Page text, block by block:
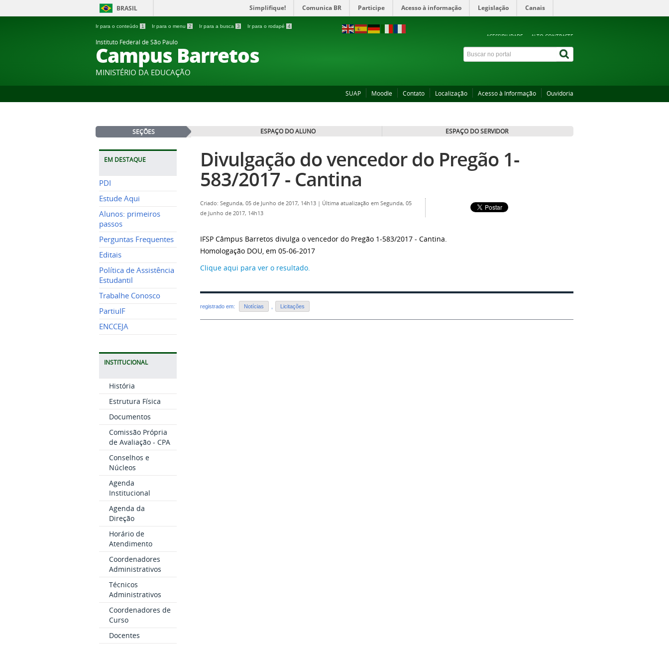
BRASIL Simplifique! Comunica BR Participe Acesso à informação Legislação Canais
Ir para o conteúdo 1 Ir para o menu 2 Ir para a busca 3 Ir para o rodapé 4
ACESSIBILIDADE ALTO CONTRASTE
Instituto Federal de São Paulo
Campus Barretos
MINISTÉRIO DA EDUCAÇÃO
SUAP Moodle Contato Localização Acesso à Informação Ouvidoria
SEÇÕES ESPAÇO DO ALUNO ESPAÇO DO SERVIDOR
EM DESTAQUE
PDI
Estude Aqui
Alunos: primeiros
passos
Perguntas Frequentes
Editais
Política de Assistência
Estudantil
Trabalhe Conosco
PartiuIF
ENCCEJA
INSTITUCIONAL
História
Estrutura Física
Documentos
Comissão Própria
de Avaliação - CPA
Conselhos e
Núcleos
Agenda
Institucional
Agenda da
Direção
Horário de
Atendimento
Coordenadores
Administrativos
Técnicos
Administrativos
Coordenadores de
Curso
Docentes
Divulgação do vencedor do Pregão 1-
583/2017 - Cantina
Criado: Segunda, 05 de Junho de 2017, 14h13 | Última atualização em Segunda, 05
de Junho de 2017, 14h13
IFSP Câmpus Barretos divulga o vencedor do Pregão 1-583/2017 - Cantina.
Homologação DOU, em 05-06-2017
Clique aqui para ver o resultado.
registrado em: Notícias Licitações